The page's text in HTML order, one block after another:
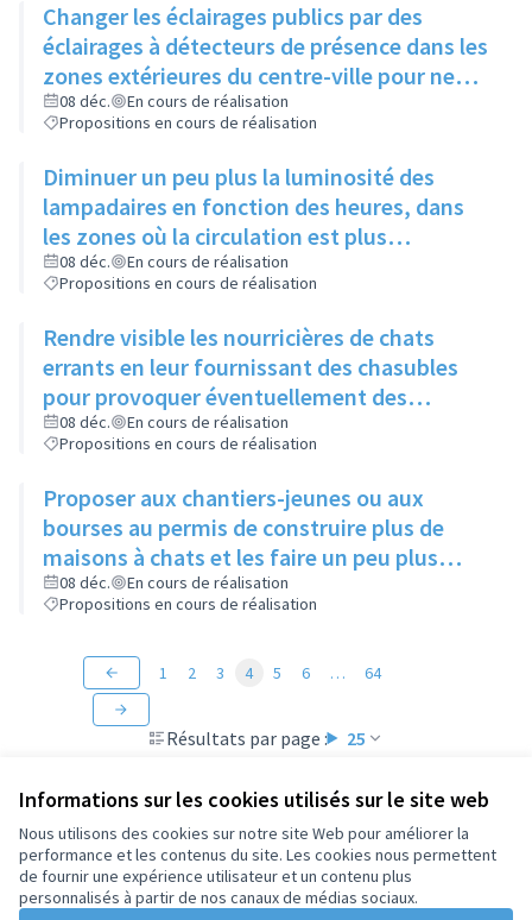
Informations sur les cookies utilisés sur le site web
Nous utilisons des cookies sur notre site Web pour améliorer la
performance et les contenus du site. Les cookies nous permettent
de fournir une expérience utilisateur et un contenu plus
personnalisés à partir de nos canaux de médias sociaux.
Changer les éclairages publics par des
éclairages à détecteurs de présence dans les
zones extérieures du centre-ville pour ne
pas gêner certaines espèces d'animaux
08 déc.
En cours de réalisation
Propositions en cours de réalisation
Diminuer un peu plus la luminosité des
lampadaires en fonction des heures, dans
les zones où la circulation est plus
importante, sans jamais éteindre
complètement
08 déc.
En cours de réalisation
Propositions en cours de réalisation
Rendre visible les nourricières de chats
errants en leur fournissant des chasubles
pour provoquer éventuellement des
échanges avec des personnes intéressées
08 déc.
En cours de réalisation
Propositions en cours de réalisation
Proposer aux chantiers-jeunes ou aux
bourses au permis de construire plus de
maisons à chats et les faire un peu plus
grandes que celles existantes
08 déc.
En cours de réalisation
Propositions en cours de réalisation
Résultats par page : 25
1 2 3 4 5 6 … 64
Conditions d'utilisation
Paramètres des cookies